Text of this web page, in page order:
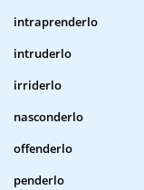
intraprenderlo
intruderlo
irriderlo
nasconderlo
offenderlo
penderlo